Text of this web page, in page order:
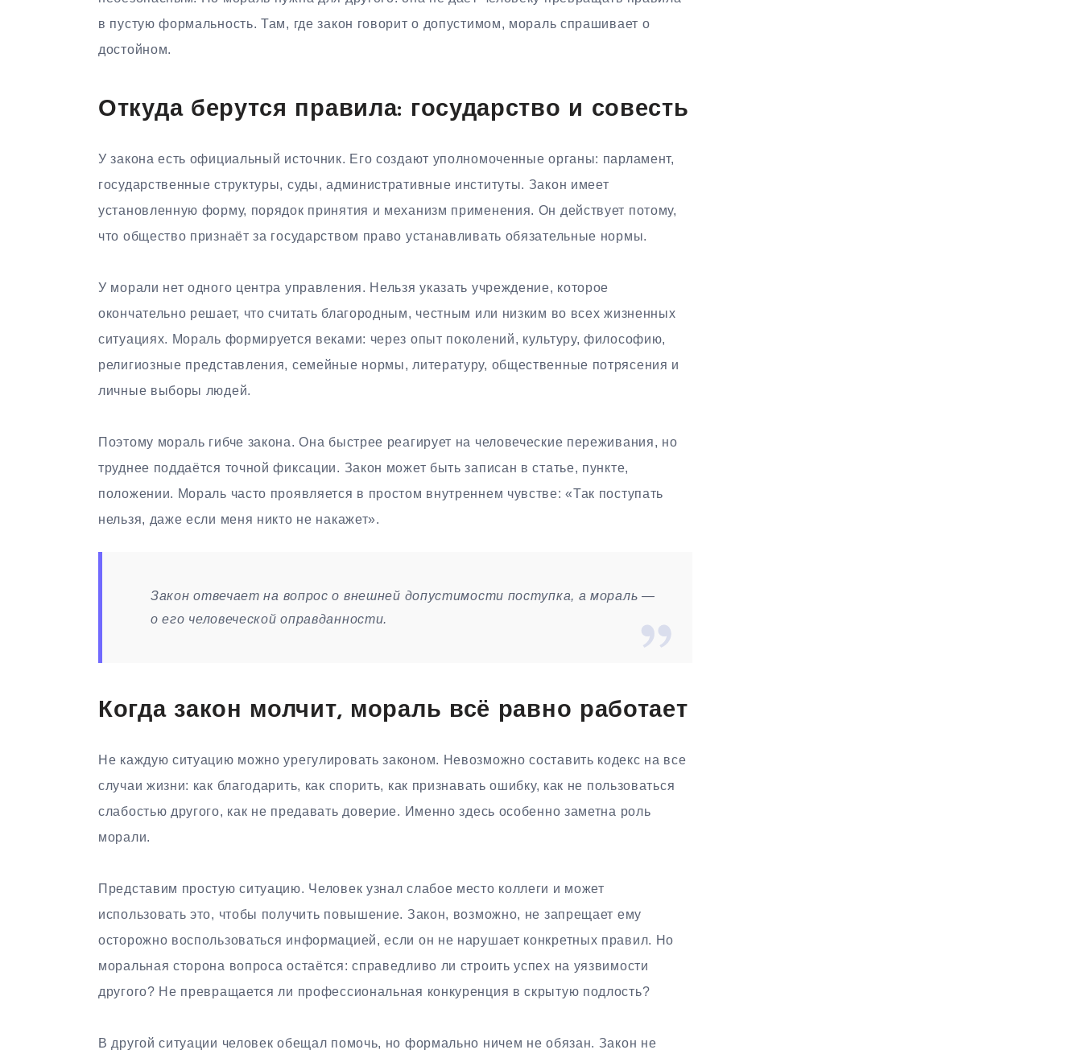
в пустую формальность. Там, где закон говорит о допустимом, мораль спрашивает о
достойном.
Откуда берутся правила: государство и совесть
У закона есть официальный источник. Его создают уполномоченные органы: парламент,
государственные структуры, суды, административные институты. Закон имеет
установленную форму, порядок принятия и механизм применения. Он действует потому,
что общество признаёт за государством право устанавливать обязательные нормы.
У морали нет одного центра управления. Нельзя указать учреждение, которое
окончательно решает, что считать благородным, честным или низким во всех жизненных
ситуациях. Мораль формируется веками: через опыт поколений, культуру, философию,
религиозные представления, семейные нормы, литературу, общественные потрясения и
личные выборы людей.
Поэтому мораль гибче закона. Она быстрее реагирует на человеческие переживания, но
труднее поддаётся точной фиксации. Закон может быть записан в статье, пункте,
положении. Мораль часто проявляется в простом внутреннем чувстве: «Так поступать
нельзя, даже если меня никто не накажет».
Закон отвечает на вопрос о внешней допустимости поступка, а мораль —
о его человеческой оправданности.
Когда закон молчит, мораль всё равно работает
Не каждую ситуацию можно урегулировать законом. Невозможно составить кодекс на все
случаи жизни: как благодарить, как спорить, как признавать ошибку, как не пользоваться
слабостью другого, как не предавать доверие. Именно здесь особенно заметна роль
морали.
Представим простую ситуацию. Человек узнал слабое место коллеги и может
использовать это, чтобы получить повышение. Закон, возможно, не запрещает ему
осторожно воспользоваться информацией, если он не нарушает конкретных правил. Но
моральная сторона вопроса остаётся: справедливо ли строить успех на уязвимости
другого? Не превращается ли профессиональная конкуренция в скрытую подлость?
В другой ситуации человек обещал помочь, но формально ничем не обязан. Закон не